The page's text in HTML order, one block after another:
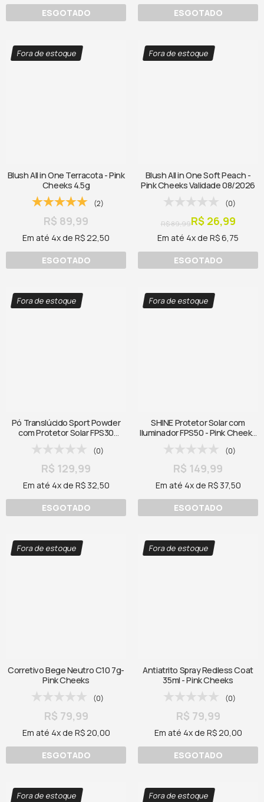
ESGOTADO
ESGOTADO
Fora de estoque
Blush All in One Terracota - Pink
Cheeks 4.5g
(2)
R$ 89,99
Em até 4x de R$ 22,50
ESGOTADO
Fora de estoque
Blush All in One Soft Peach -
Pink Cheeks Validade 08/2026
(0)
R$ 26,99
R$ 89,99
Em até 4x de R$ 6,75
ESGOTADO
Fora de estoque
Pó Translúcido Sport Powder
com Protetor Solar FPS30
FPUVA13 - Pink Cheeks - 10g
(0)
R$ 129,99
Em até 4x de R$ 32,50
ESGOTADO
Fora de estoque
SHINE Protetor Solar com
Iluminador FPS50 - Pink Cheeks
- 50ml
(0)
R$ 149,99
Em até 4x de R$ 37,50
ESGOTADO
Fora de estoque
Corretivo Bege Neutro C10 7g-
Pink Cheeks
(0)
R$ 79,99
Em até 4x de R$ 20,00
ESGOTADO
Fora de estoque
Antiatrito Spray Redless Coat
35ml - Pink Cheeks
(0)
R$ 79,99
Em até 4x de R$ 20,00
ESGOTADO
Fora de estoque Fora de estoque